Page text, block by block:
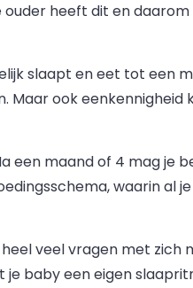
heeft dit en daarom
slaapt en eet tot een
ook eenkennigheid
een maand of 4 mag je
waarin al
veel vragen met
baby een eigen